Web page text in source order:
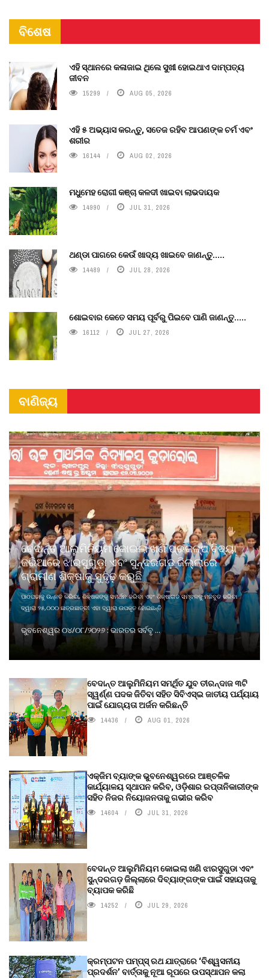
ବିଶେଷ
ଏହି ସ୍ଥାନରେ କଳାଜାଇ ଥିଲେ ସୁଖୀ ହୋଇଥାଏ ଦାମ୍ପତ୍ୟ
ଜୀବନ
15299 AUG 05, 2026
ଏହି ୫ ଅଭ୍ୟାସ କରନ୍ତୁ, ସତେଜ ରହିବ ଆପଣଙ୍କ ଚର୍ମ ଏବଂ
ଶରୀର
16144 AUG 02, 2026
ମଧୁମେହ ରୋଗୀ କଞ୍ଚା କଳଦୀ ଖାଇବା ଲାଭଦାୟକ
14990 JUL 31, 2026
ଥଣ୍ଡା ପାଗରେ କେଉଁ ଖାଦ୍ୟ ଖାଇବେ ଜାଣନ୍ତୁ.....
14489 JUL 28, 2026
ଶୋଇବାର କେତେ ସମୟ ପୂର୍ବରୁ ପିଇବେ ପାଣି ଜାଣନ୍ତୁ.....
16112 JUL 27, 2026
ବାଣିଜ୍ୟ
ବେଦାନ୍ତ ଆଲୁମିନିୟମ କୋଇଲା ଖଣି ପ୍ରକଳ୍ପ ବିଦ୍ୟା
ଜରିଆରେ ଝାରସୁଗୁଡ଼ା ଏବଂ ସୁନ୍ଦରଗଡ଼ ଜିଲ୍ଲାରେ
ଗ୍ରାମୀଣ ଶିକ୍ଷାକୁ ସୁଦୃଢ଼ କରୁଛି
ପାଠପଢାକୁ ଉନ୍ନତ କରିବା, ଶିକ୍ଷକଙ୍କୁ ସମର୍ଥନ କରିବା ଏବଂ ଶିକ୍ଷାଗତ ସମ୍ବଳକୁ ମଜବୁତ କରିବା
ଦ୍ୱାରା ୨୫,୦୦୦ ଛାତ୍ରଛାତ୍ରୀ ଏହା ଦ୍ୱାରା ଉପକୃତ ହୋଇଛନ୍ତି
ଭୁବନେଶ୍ୱର ୦୪/୦୮/୨୦୨୬ : ଭାରତର ସର୍ବବୃ ...
ବେଦାନ୍ତ ଆଲୁମିନିୟମ ସମର୍ଥିତ ଯୁବ ତୀରନ୍ଦାଜ ୩ଟି
ସ୍ୱର୍ଣ୍ଣ ପଦକ ଜିତିବା ସହିତ ସିବିଏସ୍ଇ ଜାତୀୟ ପର୍ଯ୍ୟାୟ
ପାଇଁ ଯୋଗ୍ୟତା ଅର୍ଜନ କରିଛନ୍ତି
14436 AUG 01, 2026
ଏକ୍ଜିମ ବ୍ୟାଙ୍କ ଭୁବନେଶ୍ୱରରେ ଆଞ୍ଚଳିକ
କାର୍ଯ୍ୟାଳୟ ସ୍ଥାପନ କରିବ, ଓଡ଼ିଶାର ରପ୍ତାନିକାରୀଙ୍କ
ସହିତ ନିଜର ନିୟୋଜନତାକୁ ଗଭୀର କରିବ
14604 JUL 31, 2026
ବେଦାନ୍ତ ଆଲୁମିନିୟମ କୋଇଲା ଖଣି ଝାରସୁଗୁଡା ଏବଂ
ସୁନ୍ଦରଗଡ଼ ଜିଲ୍ଲାରେ ଦିବ୍ୟାଙ୍ଗଙ୍କ ପାଇଁ ସହାୟତାକୁ
ବ୍ୟାପକ କରିଛି
14252 JUL 29, 2026
କ୍ରମ୍ପଟନ ପମ୍ପ୍‌ସ୍‌ ରଥ ଯାତ୍ରାରେ ‘ବିଶ୍ୱସନୀୟ
ପ୍ରଦର୍ଶନ’ ବାର୍ତ୍ତାକୁ ନୂଆ ରୂପରେ ଉପସ୍ଥାପନ କଲା